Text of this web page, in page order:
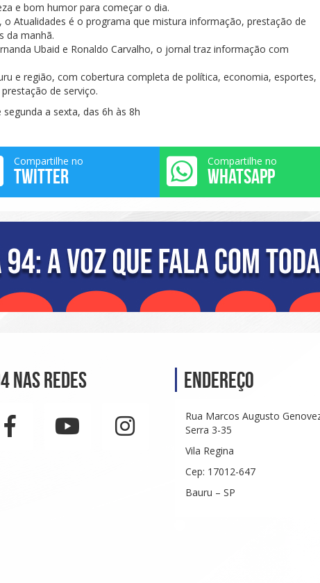
e bom humor para começar o dia.
Atualidades é o programa que mistura informação, prestação de
da manhã.
Ubaid e Ronaldo Carvalho, o jornal traz informação com
e região, com cobertura completa de política, economia, esportes,
de serviço.
a sexta, das 6h às 8h
Compartilhe no
TWITTER
Compartilhe no
WHATSAPP
nas Redes Endereço
Rua Marcos Augusto
Serra 3-35
Vila Regina
Cep: 17012-647
Bauru – SP